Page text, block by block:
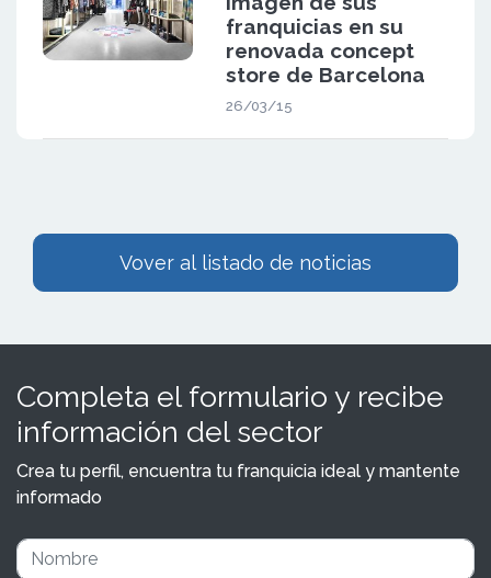
franquicias en su
renovada concept
store de Barcelona
26/03/15
Vover al listado de noticias
Completa el formulario y recibe
información del sector
Crea tu perfil, encuentra tu franquicia ideal y mantente
informado